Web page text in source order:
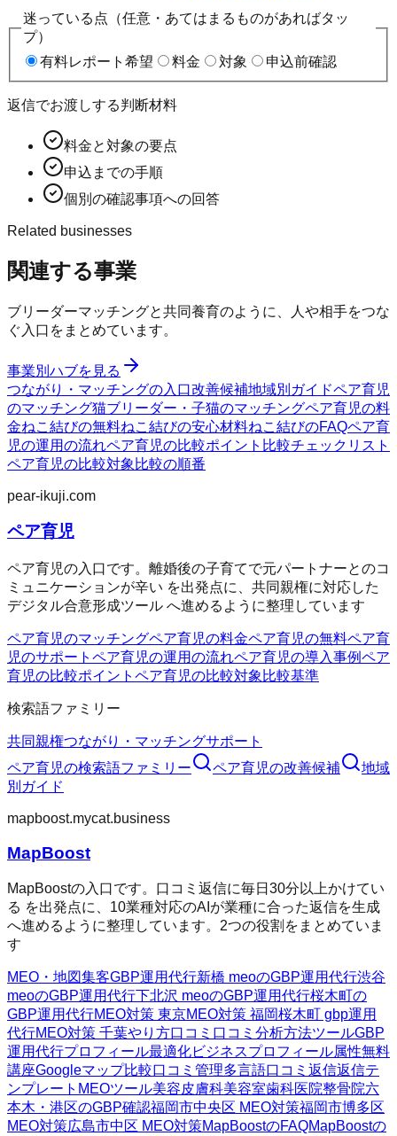
迷っている点（任意・あてはまるものがあればタッ
プ）
有料レポート希望
料金 対象 申込前確認
返信でお渡しする判断材料
料金と対象の要点
申込までの手順
個別の確認事項への回答
Related businesses
関連する事業
ブリーダーマッチングと共同養育のように、人や相手をつな
ぐ入口をまとめています。
事業別ハブを見る
つながり・マッチングの入口改善候補地域別ガイドペア育児
のマッチング猫ブリーダー・子猫のマッチングペア育児の料
金ねこ結びの無料ねこ結びの安心材料ねこ結びのFAQペア育
児の運用の流れペア育児の比較ポイント 比較チェックリスト
ペア育児の比較対象 比較の順番
pear-ikuji.com
ペア育児
ペア育児の入口です。離婚後の子育てで元パートナーとのコ
ミュニケーションが辛い を出発点に、共同親権に対応した
デジタル合意形成ツール へ進めるように整理しています
ペア育児のマッチングペア育児の料金ペア育児の無料ペア育
児のサポート ペア育児の運用の流れペア育児の導入事例ペア
育児の比較ポイント ペア育児の比較対象 比較基準
検索語ファミリー
共同親権つながり・マッチングサポート
ペア育児の検索語ファミリー ペア育児の改善候補
地域
別ガイド
mapboost.mycat.business
MapBoost
MapBoostの入口です。口コミ返信に毎日30分以上かけてい
る を出発点に、10業種対応のAIが業種に合った返信を生成
へ進めるように整理しています。2つの役割をまとめていま
す
MEO・地図集客GBP運用代行新橋 meoのGBP運用代行渋谷
meoのGBP運用代行下北沢 meoのGBP運用代行桜木町の
GBP運用代行MEO対策 東京MEO対策 福岡桜木町 gbp運用
代行MEO対策 千葉やり方口コミ 口コミ分析方法ツールGBP
運用代行プロフィール最適化ビジネスプロフィール属性無料
講座Googleマップ比較口コミ管理多言語口コミ返信返信テ
ンプレート MEOツール美容皮膚科美容室歯科医院整骨院六
本木・港区のGBP確認福岡市中央区 MEO対策福岡市博多区
MEO対策広島市中区 MEO対策MapBoostのFAQMapBoostの